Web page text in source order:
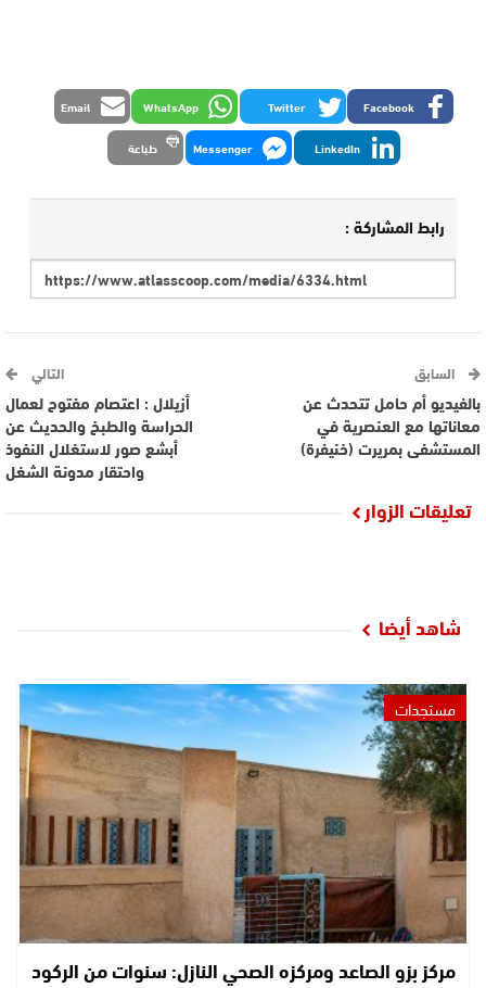
Facebook
Twitter
WhatsApp
Email
LinkedIn
Messenger طباعة
رابط المشاركة :
السابق
بالفيديو أم حامل تتحدث عن
معاناتها مع العنصرية في
المستشفى بمريرت (خنيفرة)
التالي
أزيلال : اعتصام مفتوح لعمال
الحراسة والطبخ والحديث عن
أبشع صور لاستغلال النفوذ
واحتقار مدونة الشغل
تعليقات الزوار
شاهد أيضا
مستجدات
مركز بزو الصاعد ومركزه الصحي النازل: سنوات من الركود